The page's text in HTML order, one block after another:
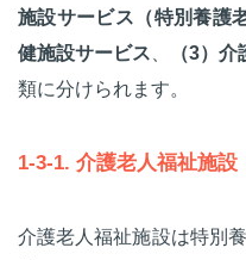
施設サービス（特別養護
健施設サービス
（3）
類に分けられます。
1-3-1. 介護老人福祉施設
介護老人福祉施設は特別